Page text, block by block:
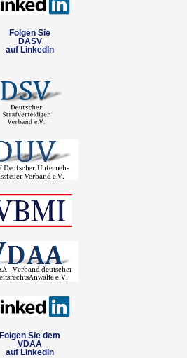
Folgen Sie
DASV
auf LinkedIn
Folgen Sie dem
VDAA
auf LinkedIn